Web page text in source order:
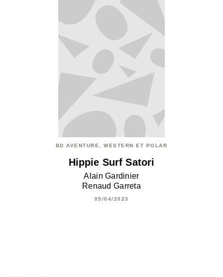
BD AVENTURE, WESTERN ET POLAR
Hippie Surf Satori
Alain Gardinier
Renaud Garreta
05/04/2023